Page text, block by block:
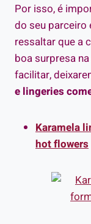
Por isso, é
do seu parceiro
ressaltar que a
boa surpresa
facilitar,
e lingeries
Karamela
hot flowers